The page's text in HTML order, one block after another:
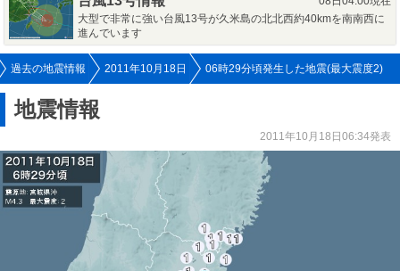
大型で非常に強い台風13号が久米島の北北西約40kmを南南西に
進んでいます
過去の地震情報 2011年10月18日 06時29分頃発生した地震(最大震度2)
地震情報
2011年10月18日06:34発表